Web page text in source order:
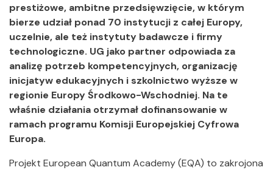
prestiżowe, ambitne przedsięwzięcie, w którym
bierze udział ponad 70 instytucji z całej Europy,
uczelnie, ale też instytuty badawcze i firmy
technologiczne. UG jako partner odpowiada za
analizę potrzeb kompetencyjnych, organizację
inicjatyw edukacyjnych i szkolnictwo wyższe w
regionie Europy Środkowo-Wschodniej. Na te
właśnie działania otrzymał dofinansowanie w
ramach programu Komisji Europejskiej Cyfrowa
Europa.
Projekt European Quantum Academy (EQA) to zakrojona